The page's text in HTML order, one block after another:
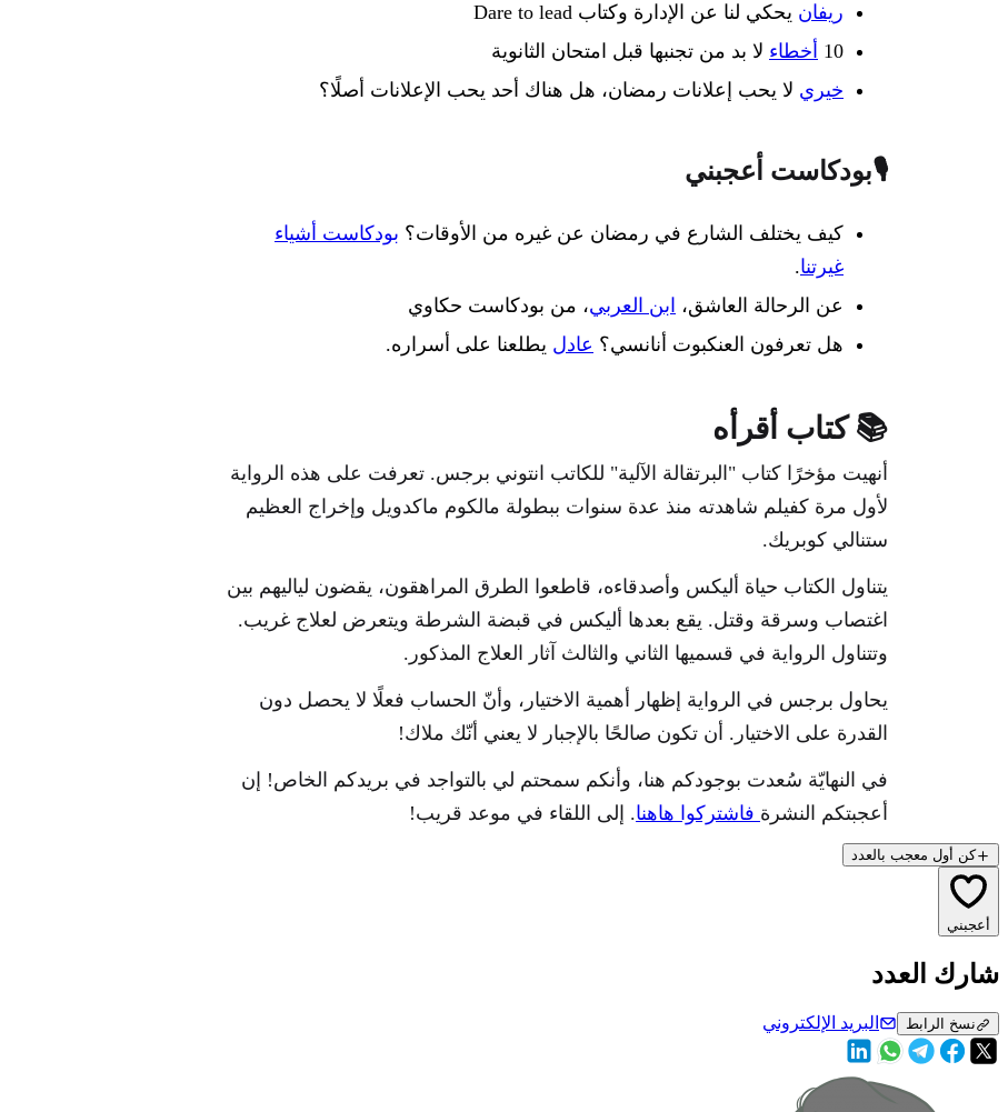
ريفان يحكي لنا عن الإدارة وكتاب Dare to lead
10 أخطاء لا بد من تجنبها قبل امتحان الثانوية
خيري لا يحب إعلانات رمضان، هل هناك أحد يحب الإعلانات أصلًا؟
🎙️بودكاست أعجبني
كيف يختلف الشارع في رمضان عن غيره من الأوقات؟ بودكاست أشياء
غيرتنا.
عن الرحالة العاشق،
ابن العربي، من بودكاست حكاوي
هل تعرفون العنكبوت أنانسي؟ عادل يطلعنا على أسراره.
📚 كتاب أقرأه
أنهيت مؤخرًا كتاب "البرتقالة الآلية" للكاتب انتوني برجس. تعرفت على هذه الرواية
لأول مرة كفيلم شاهدته منذ عدة سنوات ببطولة مالكوم ماكدويل وإخراج العظيم
ستنالي كوبريك.
يتناول الكتاب حياة أليكس وأصدقاءه، قاطعوا الطرق المراهقون، يقضون لياليهم بين
اغتصاب وسرقة وقتل. يقع بعدها أليكس في قبضة الشرطة ويتعرض لعلاج غريب.
وتتناول الرواية في قسميها الثاني والثالث آثار العلاج المذكور.
يحاول برجس في الرواية إظهار أهمية الاختيار، وأنّ الحساب فعلًا لا يحصل دون
القدرة على الاختيار. أن تكون صالحًا بالإجبار لا يعني أنّك ملاك!
في النهايّة سُعدت بوجودكم هنا، وأنكم سمحتم لي بالتواجد في بريدكم الخاص! إن
أعجبتكم النشرة فاشتركوا هاهنا. إلى اللقاء في موعد قريب!
كن أول معجب بالعدد
أعجبني
شارك العدد
نسخ الرابط البريد الإلكتروني